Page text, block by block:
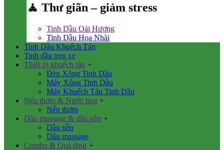
🧘 Thư giãn – giảm stress
Tinh Dầu Oải Hương
Tinh Dầu Hoa Nhài
Tinh Dầu Khuếch Tán
Tinh dầu treo xe
Thiết bị khuếch tán +
Đèn Xông Tinh Dầu
Máy Xông Tinh Dầu
Máy Khuếch Tán Tinh Dầu
Nến thơm & Nước hoa +
Nến thơm
Dầu massage & dầu nền +
Dầu nền
Dầu massage
Combo & Quà tặng +